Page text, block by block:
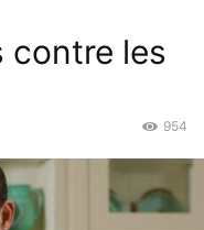
contre les
954